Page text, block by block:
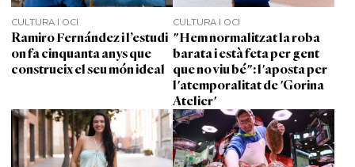
CULTURA I OCI
Ramiro Fernández i l’estudi
on fa cinquanta anys que
construeix el seu món ideal
CULTURA I OCI
"Hem normalitzat la roba
barata i està feta per gent
que no viu bé": l'aposta per
l'atemporalitat de 'Gorina
Atelier'